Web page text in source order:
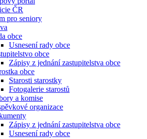
ČR
pro seniory
obce
Usnesení rady obce
obce
Zápisy z jednání zastupitelstva obce
obce
Starosti starostky
Fotogalerie starostů
a komise
organizace
Zápisy z jednání zastupitelstva obce
Usnesení rady obce